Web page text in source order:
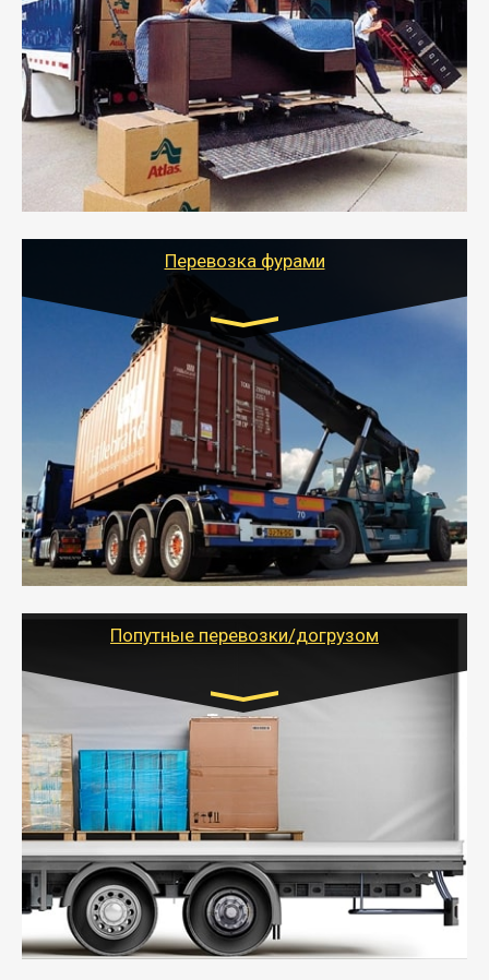
от 5000 руб.
- Служебный или военный переезд может быть на
отдельном авто или догрузом (по меньшей
стоимости).
- Тайгер Логистик подберет автотранспорт, быстро и
качественно организует переезд к новому месту
службы или работы с гарантией сохранности груза и
оформлением документов, подтверждающих
Перевозка фурами
Транспорт:
Еврофура Тент от 5 до 10 тонн
грузоподъемность
от 10 000 руб. Возможен догруз
- Доставка фурой до 20 т возможна для больших
объемов грузов, упакованных в коробки, мешки,
паллеты и россыпью в самые отдаленные места
России с гарантией полной сохранности.
- Тайгер Логистик предоставляет услуги по
грузоперевозкам для физических и юридических лиц
Попутные перевозки/догрузом
Транспорт:
Газель (1,5 и 3 тонны), Бычок, Еврофура от 5 до
10 тонн
от 5000 руб. Возможен догруз
- Экономный способ доставить вещи от 200 кг в
другой город - догрузом или попутно. Попутные
грузоперевозки для физлиц, ИП и юрлиц обходятся
дешевле.
- Тайгер Логистик организует доставку
крупногабаритных и личных вещей по нужному